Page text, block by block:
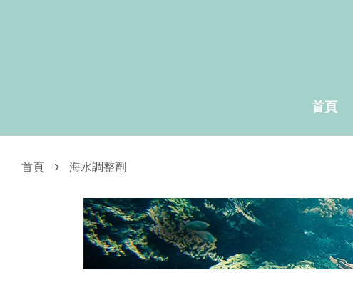
首頁
首頁 › 海水調整劑